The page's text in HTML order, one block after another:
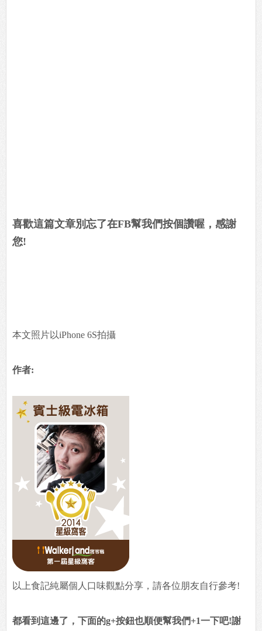
喜歡這篇文章別忘了在FB幫我們按個讚喔，感謝
您!
本文照片以iPhone 6S拍攝
作者:
以上食記純屬個人口味觀點分享，請各位朋友自行參考!
都看到這邊了，下面的g+按鈕也順便幫我們+1一下吧!謝